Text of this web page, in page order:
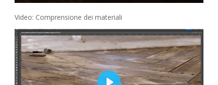
Video: Comprensione dei materiali